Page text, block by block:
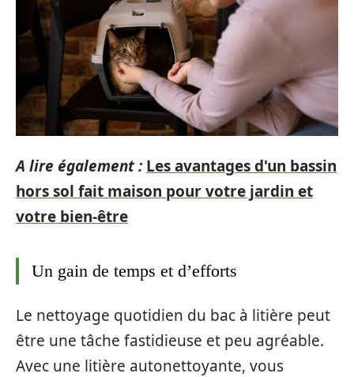
A lire également : Les avantages d'un bassin
hors sol fait maison pour votre jardin et
votre bien-être
Un gain de temps et d’efforts
Le nettoyage quotidien du bac à litière peut
être une tâche fastidieuse et peu agréable.
Avec une litière autonettoyante, vous